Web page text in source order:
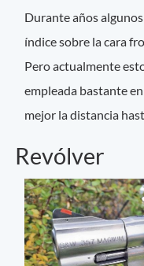
Durante años
índice sobre la cara
Pero actualmente
empleada bastante
mejor la distancia
Revólver